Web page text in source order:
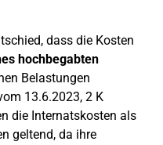
dass die Kosten
hochbegabten
Belastungen
13.6.2023, 2 K
die Internatskosten als
geltend, da ihre